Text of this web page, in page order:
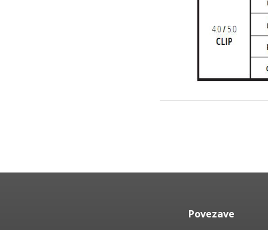
Povezave